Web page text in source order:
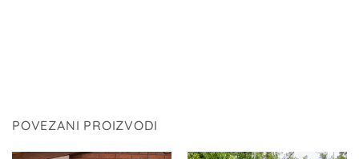
POVEZANI PROIZVODI